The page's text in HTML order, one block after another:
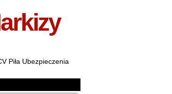
Piła Ubezpieczenia